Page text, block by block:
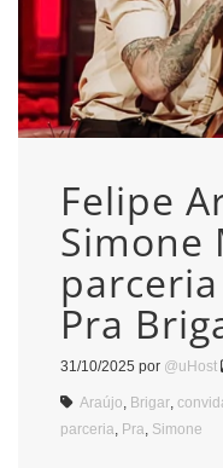
Felipe
Simone
Pra
31/10/2025 por @uHost
Araújo Brigar
parceria Pra Simone